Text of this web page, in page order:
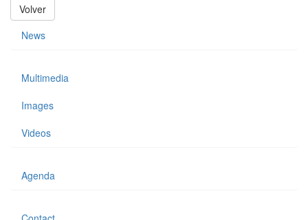
Volver
News
Multimedia
Images
Videos
Agenda